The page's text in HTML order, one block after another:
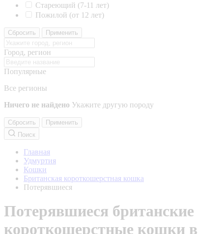
Стареющий (7-11 лет)
Пожилой (от 12 лет)
Сбросить Применить
Город, регион
Популярные
Все регионы
Ничего не найдено Укажите другую породу
Сбросить
Применить
Поиск
Главная
Удмуртия
Кошки
Британская короткошерстная кошка
Потерявшиеся
Потерявшиеся британские
короткошерстные кошки в